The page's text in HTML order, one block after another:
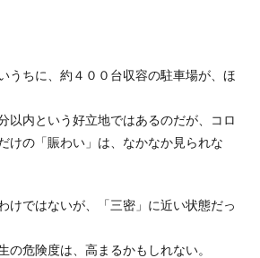
うちに、約４００台収容の駐車場が、ほ
以内という好立地ではあるのだが、コロ
けの「賑わい」は、なかなか見られな
けではないが、「三密」に近い状態だっ
の危険度は、高まるかもしれない。